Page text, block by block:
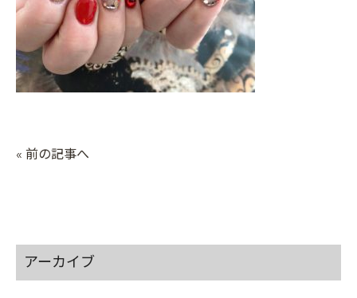
« 前の記事へ
アーカイブ